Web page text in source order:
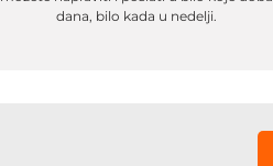
dana, bilo kada u nedelji.